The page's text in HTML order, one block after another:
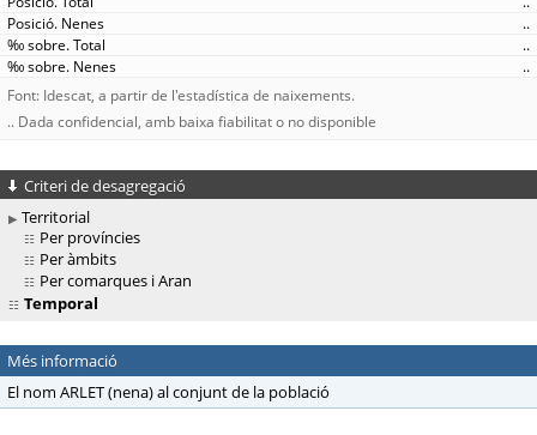
..
..
..
Font: Idescat, a partir de l'estadística de naixements.
.. Dada confidencial, amb baixa fiabilitat o no disponible
Criteri de desagregació
Territorial
Per províncies
Per àmbits
Per comarques i Aran
Temporal
Més informació
El nom ARLET (nena) al conjunt de la població